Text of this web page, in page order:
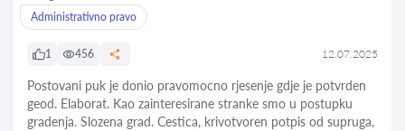
Administrativno pravo
1 456 12.07.2025
Postovani puk je donio pravomocno rjesenje gdje je potvrden
geod. Elaborat. Kao zainteresirane stranke smo u postupku
gradenja. Slozena grad. Cestica, krivotvoren potpis od supruga,